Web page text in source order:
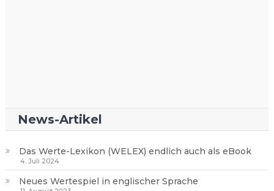
News-Artikel
Das Werte-Lexikon (WELEX) endlich auch als eBook
4. Juli 2024
Neues Wertespiel in englischer Sprache